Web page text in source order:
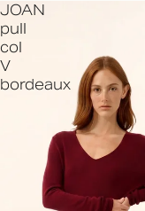
JOAN
pull
col
V
bordeaux